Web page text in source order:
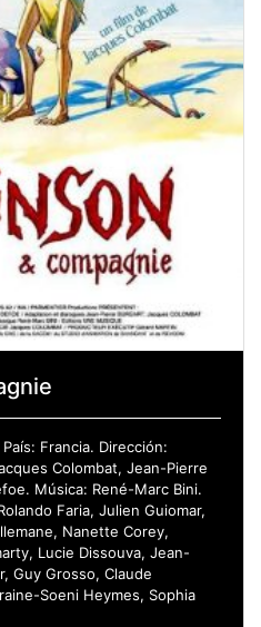
Francia. Dirección:
Colombat, Jean-Pierre
Música: René-Marc Bini.
Faria, Julien Guiomar,
Nanette Corey,
Lucie Dissouva, Jean-
Guy Grosso, Claude
Soeni Heymes, Sophia